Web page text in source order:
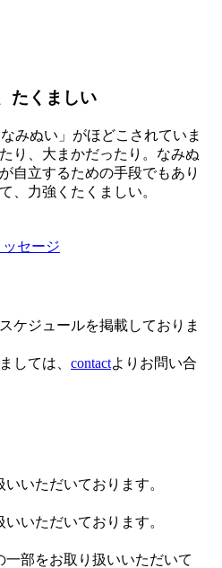
たくましい
みぬい」がほどこされていま
り、大まかだったり。なみぬ
自立するための手段でもあり
、力強くたくましい。
セージ
ケジュールを掲載しておりま
しては、 contactよりお問い合
いただいております。
いただいております。
一部をお取り扱いいただいて